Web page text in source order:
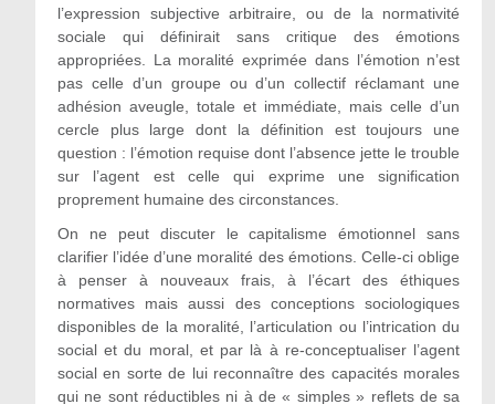
l’expression subjective arbitraire, ou de la normativité
sociale qui définirait sans critique des émotions
appropriées. La moralité exprimée dans l’émotion n’est
pas celle d’un groupe ou d’un collectif réclamant une
adhésion aveugle, totale et immédiate, mais celle d’un
cercle plus large dont la définition est toujours une
question : l’émotion requise dont l’absence jette le trouble
sur l’agent est celle qui exprime une signification
proprement humaine des circonstances.
On ne peut discuter le capitalisme émotionnel sans
clarifier l’idée d’une moralité des émotions. Celle-ci oblige
à penser à nouveaux frais, à l’écart des éthiques
normatives mais aussi des conceptions sociologiques
disponibles de la moralité, l’articulation ou l’intrication du
social et du moral, et par là à re-conceptualiser l’agent
social en sorte de lui reconnaître des capacités morales
qui ne sont réductibles ni à de « simples » reflets de sa